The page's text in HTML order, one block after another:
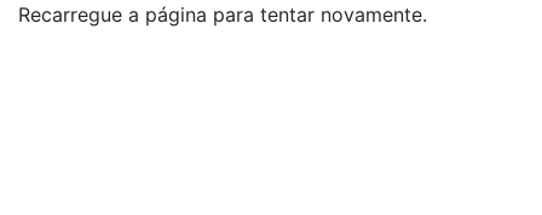
Recarregue a página para tentar novamente.